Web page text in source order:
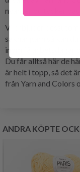
nyanser du tycker
Vi erbjuder dessutom
saknar garn så kan
inom få arbetsdagar
Du får alltså här de
är helt i topp, så det
från Yarn and Colors
ANDRA KÖPTE